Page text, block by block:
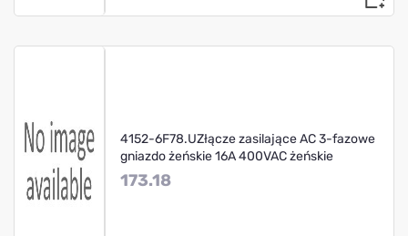
4152-6F78.UZłącze zasilające AC 3-fazowe
gniazdo żeńskie 16A 400VAC żeńskie
173.18